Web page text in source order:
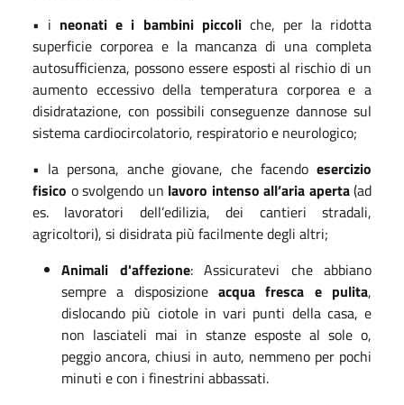
• i neonati e i bambini piccoliche, per la ridotta
superficie corporea e la mancanza di una completa
autosufficienza, possono essere esposti al rischio di un
aumento eccessivo della temperatura corporea e a
disidratazione, con possibili conseguenze dannose sul
sistema cardiocircolatorio, respiratorio e neurologico;
• la persona, anche giovane, che facendo esercizio
fisico o svolgendo un lavoro intenso all’aria aperta(ad
es. lavoratori dell’edilizia, dei cantieri stradali,
agricoltori), si disidrata più facilmente degli altri;
Animali d'affezione: Assicuratevi che abbiano
sempre a disposizione acqua fresca e pulita,
dislocando più ciotole in vari punti della casa, e
non lasciateli mai in stanze esposte al sole o,
peggio ancora, chiusi in auto, nemmeno per pochi
minuti e con i finestrini abbassati.